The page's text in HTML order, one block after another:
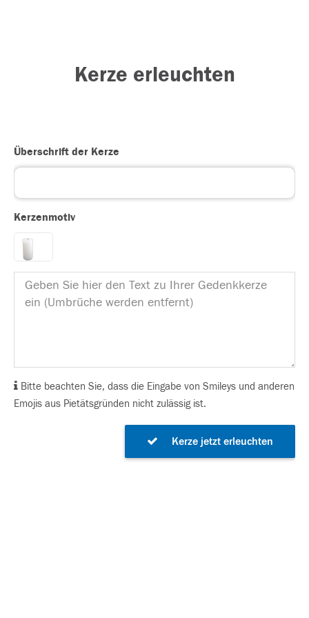
Kerze erleuchten
Überschrift der Kerze
Kerzenmotiv
Bitte beachten Sie, dass die Eingabe von Smileys und anderen
Emojis aus Pietätsgründen nicht zulässig ist.
Kerze jetzt erleuchten